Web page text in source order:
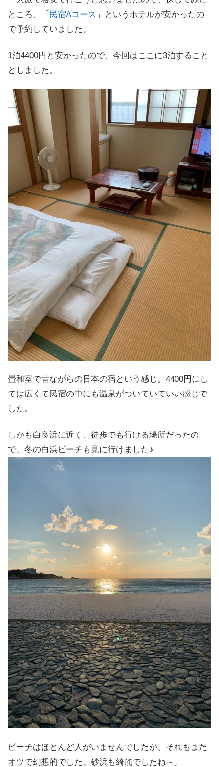
ところ、「 民宿Aコース 」というホテルが安かったの
で予約していました。
1泊4400円と安かったので、今回はここに3泊すること
としました。
畳和室で昔ながらの日本の宿という感じ。4400円にし
ては広くて民宿の中にも温泉がついていていい感じで
した。
しかも白良浜に近く、徒歩でも行ける場所だったの
で、冬の白浜ビーチも見に行けました♪
ビーチはほとんど人がいませんでしたが、それもまた
オツで幻想的でした。砂浜も綺麗でしたね～。